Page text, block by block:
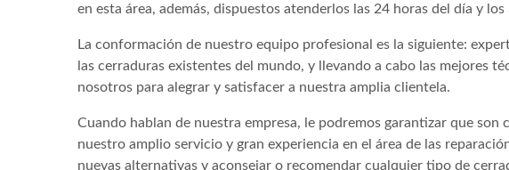
en esta área, además, dispuestos atenderlos las 24 horas del día y los
La conformación de nuestro equipo profesional es la siguiente:
las cerraduras existentes del mundo, y llevando a cabo las mejores
nosotros para alegrar y satisfacer a nuestra amplia clientela.
Cuando hablan de nuestra empresa, le podremos garantizar que son
nuestro amplio servicio y gran experiencia en el área de las
nuevas alternativas y aconsejar o recomendar cualquier tipo de